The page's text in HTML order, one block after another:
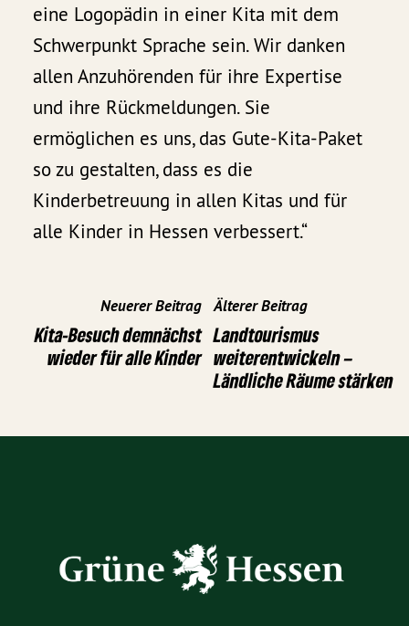
eine Logopädin in einer Kita mit dem
Schwerpunkt Sprache sein. Wir danken
allen Anzuhörenden für ihre Expertise
und ihre Rückmeldungen. Sie
ermöglichen es uns, das Gute-Kita-Paket
so zu gestalten, dass es die
Kinderbetreuung in allen Kitas und für
alle Kinder in Hessen verbessert.“
Neuerer Beitrag
Kita-Besuch demnächst
wieder für alle Kinder
Älterer Beitrag
Landtourismus
weiterentwickeln –
Ländliche Räume stärken